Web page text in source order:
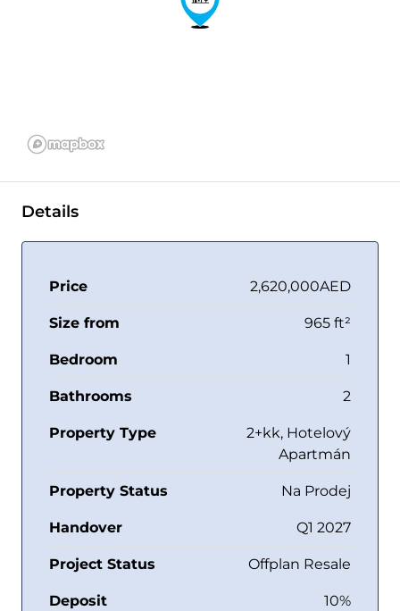
Details
Price 2,620,000AED
Size from 965 ft²
Bedroom 1
Bathrooms 2
Property Type
2+kk, Hotelový
Apartmán
Property Status Na Prodej
Handover Q1 2027
Project Status Offplan Resale
Deposit 10%